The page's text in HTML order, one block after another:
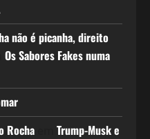
não é picanha, direito
Os Sabores Fakes numa
Rochaem Trump-Musk e